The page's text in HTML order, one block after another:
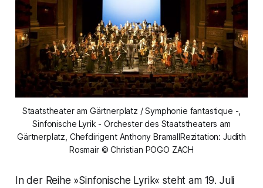
Staatstheater am Gärtnerplatz / Symphonie fantastique -,
Sinfonische Lyrik - Orchester des Staatstheaters am
Gärtnerplatz, Chefdirigent Anthony BramallRezitation: Judith
Rosmair © Christian POGO ZACH
In der Reihe »Sinfonische Lyrik« steht am 19. Juli